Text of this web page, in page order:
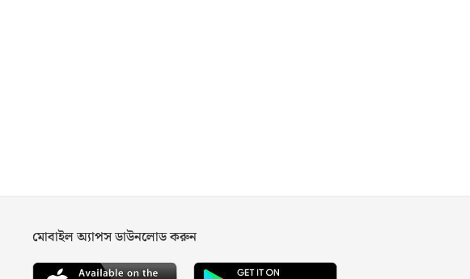
মোবাইল অ্যাপস ডাউনলোড করুন